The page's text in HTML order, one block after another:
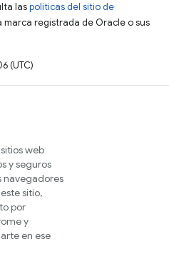
laspolíticas del sitio de
marca registrada de Oracle o sus
(UTC)
web
y seguros
navegadores
sitio,
por
y
en ese